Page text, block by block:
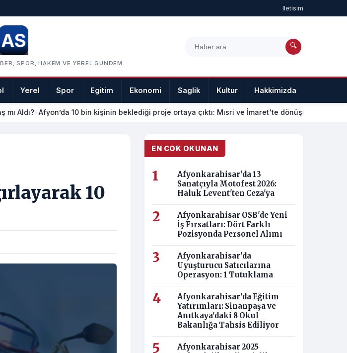
Iletisim
SPOR, HAKEM VE YEREL GUNDEM.
🔍
Yerel Spor Egitim Ekonomi Saglik Kultur Hakkimizda
Aldı?•Afyon’da 10 bin kişinin beklediği proje ortaya çıktı: Mısri ve İmaret'te dönüşüm nasıl
10
EN COK OKUNAN
Afyonkarahisar'da 13
Sanatçıyla Motofest 2026:
Haluk Levent'ten Ceza'ya
Afyonkarahisar OSB'de Yeni
İş Fırsatları: Dört Farklı
Pozisyonda Personel Alımı
Afyonkarahisar'da
Uyuşturucu Satıcılarına
Operasyon: 1 Tutuklama
Afyonkarahisar'da Eğitim
Yatırımları: Sinanpaşa ve
Anıtkaya'daki 8 Okul
Bakanlığa Tahsis Ediliyor
Afyonkarahisar 2025